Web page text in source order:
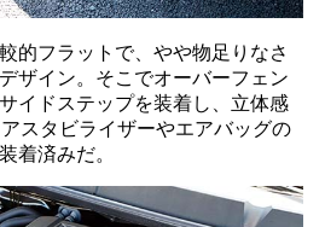
的フラットで、やや物足りなさ
ザイン。そこでオーバーフェン
イドステップを装着し、立体感
スタビライザーやエアバッグの
着済みだ。